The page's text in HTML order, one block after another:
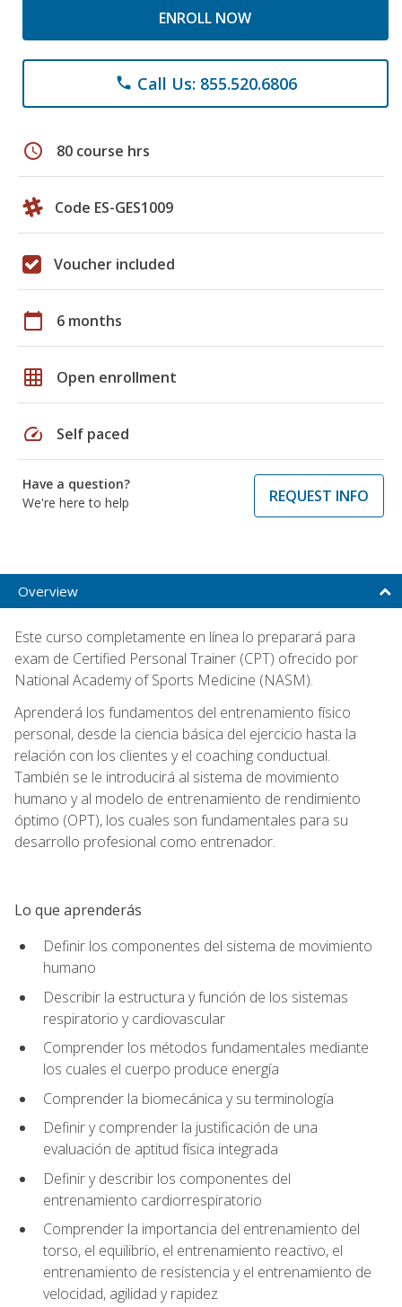
ENROLL NOW
phone Call Us: 855.520.6806
schedule 80 course hrs
Code ES-GES1009
Voucher included
calendar_today 6 months
grid_on Open enrollment
speed Self paced
Have a question?
We're here to help
REQUEST INFO
Overview
Este curso completamente en línea lo preparará para
exam de Certified Personal Trainer (CPT) ofrecido por
National Academy of Sports Medicine (NASM).
Aprenderá los fundamentos del entrenamiento físico
personal, desde la ciencia básica del ejercicio hasta la
relación con los clientes y el coaching conductual.
También se le introducirá al sistema de movimiento
humano y al modelo de entrenamiento de rendimiento
óptimo (OPT), los cuales son fundamentales para su
desarrollo profesional como entrenador.
Lo que aprenderás
Definir los componentes del sistema de movimiento
humano
Describir la estructura y función de los sistemas
respiratorio y cardiovascular
Comprender los métodos fundamentales mediante
los cuales el cuerpo produce energía
Comprender la biomecánica y su terminología
Definir y comprender la justificación de una
evaluación de aptitud física integrada
Definir y describir los componentes del
entrenamiento cardiorrespiratorio
Comprender la importancia del entrenamiento del
torso, el equilibrio, el entrenamiento reactivo, el
entrenamiento de resistencia y el entrenamiento de
velocidad, agilidad y rapidez